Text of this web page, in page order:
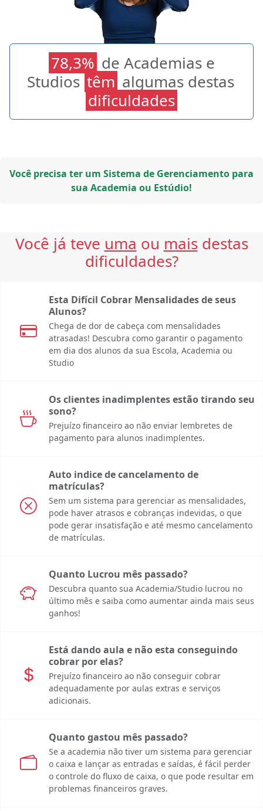
78,3% de Academias e
Studios têm algumas destas
dificuldades
Você precisa ter um Sistema de Gerenciamento para
sua Academia ou Estúdio!
Você já teve uma ou maisdestas
dificuldades?
Esta Difícil Cobrar Mensalidades de seus
Alunos?
Chega de dor de cabeça com mensalidades
atrasadas! Descubra como garantir o pagamento
em dia dos alunos da sua Escola, Academia ou
Studio
Os clientes inadimplentes estão tirando seu
sono?
Prejuízo financeiro ao não enviar lembretes de
pagamento para alunos inadimplentes.
Auto indice de cancelamento de
matrículas?
Sem um sistema para gerenciar as mensalidades,
pode haver atrasos e cobranças indevidas, o que
pode gerar insatisfação e até mesmo cancelamento
de matrículas.
Quanto Lucrou mês passado?
Descubra quanto sua Academia/Studio lucrou no
último mês e saiba como aumentar ainda mais seus
ganhos!
Está dando aula e não esta conseguindo
cobrar por elas?
Prejuízo financeiro ao não conseguir cobrar
adequadamente por aulas extras e serviços
adicionais.
Quanto gastou mês passado?
Se a academia não tiver um sistema para gerenciar
o caixa e lançar as entradas e saídas, é fácil perder
o controle do fluxo de caixa, o que pode resultar em
problemas financeiros graves.